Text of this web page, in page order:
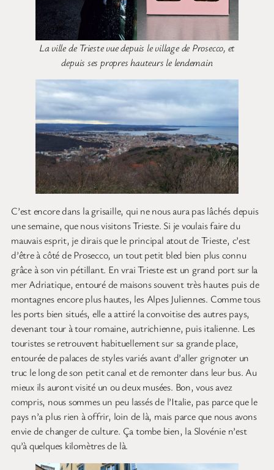
La ville de Trieste vue depuis le village de Prosecco, et
depuis ses propres hauteurs le lendemain
C’est encore dans la grisaille, qui ne nous aura pas lâchés depuis
une semaine, que nous visitons Trieste. Si je voulais faire du
mauvais esprit, je dirais que le principal atout de Trieste, c’est
d’être à côté de Prosecco, un tout petit bled bien plus connu
grâce à son vin pétillant. En vrai Trieste est un grand port sur la
mer Adriatique, entouré de maisons souvent très hautes puis de
montagnes encore plus hautes, les Alpes Juliennes. Comme tous
les ports bien situés, elle a attiré la convoitise des autres pays,
devenant tour à tour romaine, autrichienne, puis italienne. Les
touristes se retrouvent habituellement sur sa grande place,
entourée de palaces de styles variés avant d’aller grignoter un
truc le long de son petit canal et de remonter dans leur bus. Au
mieux ils auront visité un ou deux musées. Bon, vous avez
compris, nous sommes un peu lassés de l’Italie, pas parce que le
pays n’a plus rien à offrir, loin de là, mais parce que nous avons
envie de changer de culture. Ça tombe bien, la Slovénie n’est
qu’à quelques kilomètres de là.